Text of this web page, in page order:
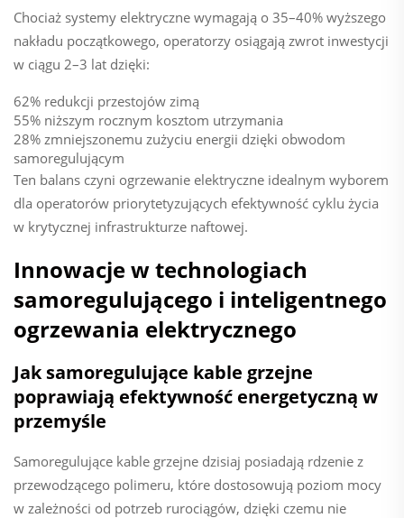
Chociaż systemy elektryczne wymagają o 35–40% wyższego
nakładu początkowego, operatorzy osiągają zwrot inwestycji
w ciągu 2–3 lat dzięki:
62% redukcji przestojów zimą
55% niższym rocznym kosztom utrzymania
28% zmniejszonemu zużyciu energii dzięki obwodom
samoregulującym
Ten balans czyni ogrzewanie elektryczne idealnym wyborem
dla operatorów priorytetyzujących efektywność cyklu życia
w krytycznej infrastrukturze naftowej.
Innowacje w technologiach
samoregulującego i inteligentnego
ogrzewania elektrycznego
Jak samoregulujące kable grzejne
poprawiają efektywność energetyczną w
przemyśle
Samoregulujące kable grzejne dzisiaj posiadają rdzenie z
przewodzącego polimeru, które dostosowują poziom mocy
w zależności od potrzeb rurociągów, dzięki czemu nie